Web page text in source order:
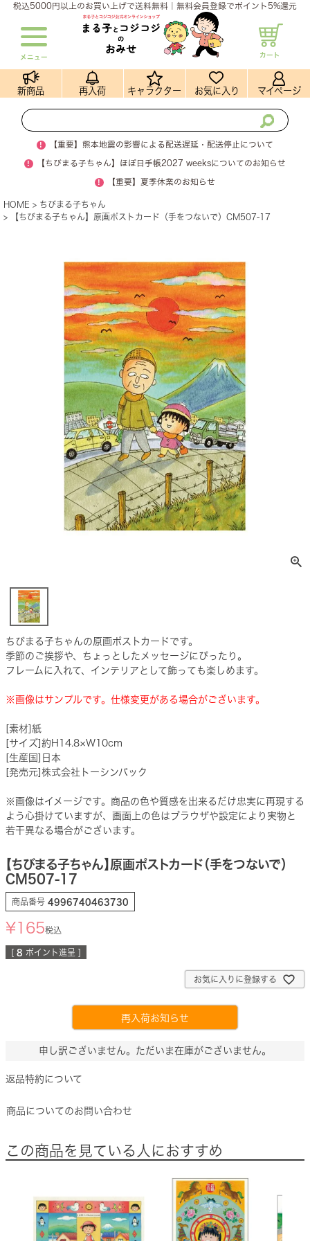
税込5000円以上のお買い上げで送料無料｜無料会員登録でポイント5%還元
メニュー カート
新商品 再入荷 キャラクター お気に入り マイページ
! 【重要】熊本地震の影響による配送遅延・配送停止について
! 【ちびまる子ちゃん】ほぼ日手帳2027 weeksについてのお知らせ
! 【重要】夏季休業のお知らせ
HOME
ちびまる子ちゃん
【ちびまる子ちゃん】原画ポストカード（手をつないで）CM507-17
ちびまる子ちゃんの原画ポストカードです。
季節のご挨拶や、ちょっとしたメッセージにぴったり。
フレームに入れて、インテリアとして飾っても楽しめます。
※画像はサンプルです。仕様変更がある場合がございます。
[素材]紙
[サイズ]約H14.8×W10cm
[生産国]日本
[発売元]株式会社トーシンパック
※画像はイメージです。商品の色や質感を出来るだけ忠実に再現する
よう心掛けていますが、画面上の色はブラウザや設定により実物と
若干異なる場合がございます。
【ちびまる子ちゃん】原画ポストカード（手をつないで）
CM507-17
商品番号 4996740463730
¥165税込
8 ポイント進呈 ]
お気に入りに登録する
再入荷お知らせ
申し訳ございません。ただいま在庫がございません。
返品特約について
商品についてのお問い合わせ
この商品を見ている人におすすめ